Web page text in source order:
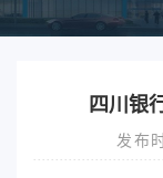
四川银
发布